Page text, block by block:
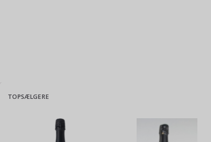
TOPSÆLGERE